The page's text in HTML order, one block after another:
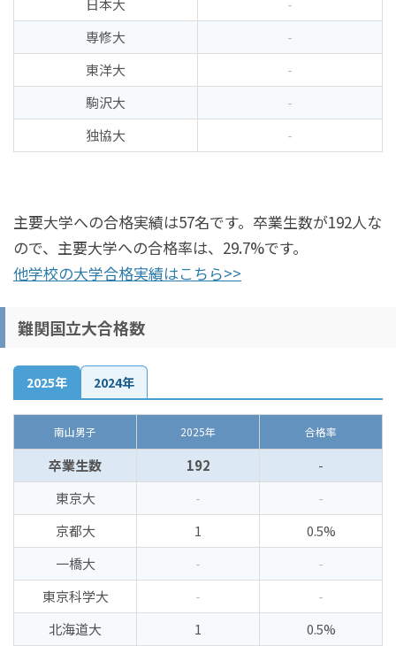
専修大
-
東洋大
-
駒沢大
-
独協大
-
主要大学への合格実績は57名です。卒業生数が192人な
ので、主要大学への合格率は、29.7%です。
他学校の大学合格実績はこちら>>
難関国立大合格数
2025年 2024年
南山男子 2025年 合格率
卒業生数 192
-
東京大
-
-
京都大
1
0.5%
一橋大
-
-
東京科学大
-
-
北海道大
1
0.5%